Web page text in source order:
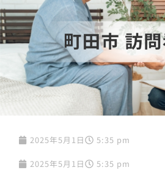
2025年5月1日 5:35 pm
2025年5月1日 5:35 pm